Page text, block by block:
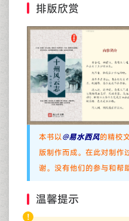
排版欣赏
本书以@易水西风的精校
版制作而成。在此对制作
谢。没有他们的参与和帮
温馨提示